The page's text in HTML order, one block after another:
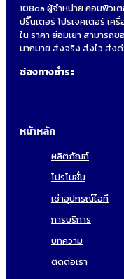
108oa ผู้จำหน่าย คอมพิวเ
ปริ๊นเตอร์ โปรเจคเตอร์ เ
ใน ราคา ย่อมเยา สามารถ
มากมาย ส่งจริง ส่งไว ส่ง
ช่องทางชำระ
หน้าหลัก
ผลิตภัณฑ์
โปรโมชั่น
เช่าอุปกรณ์ไอที
การบริการ
บทความ
ติดต่อเรา